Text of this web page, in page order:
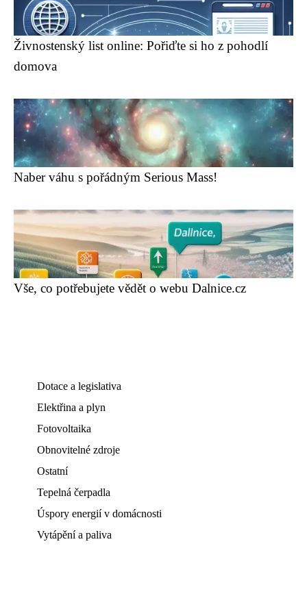
Živnostenský list online: Pořiďte si ho z pohodlí
domova
Naber váhu s pořádným Serious Mass!
Vše, co potřebujete vědět o webu Dalnice.cz
Dotace a legislativa
Elektřina a plyn
Fotovoltaika
Obnovitelné zdroje
Ostatní
Tepelná čerpadla
Úspory energií v domácnosti
Vytápění a paliva